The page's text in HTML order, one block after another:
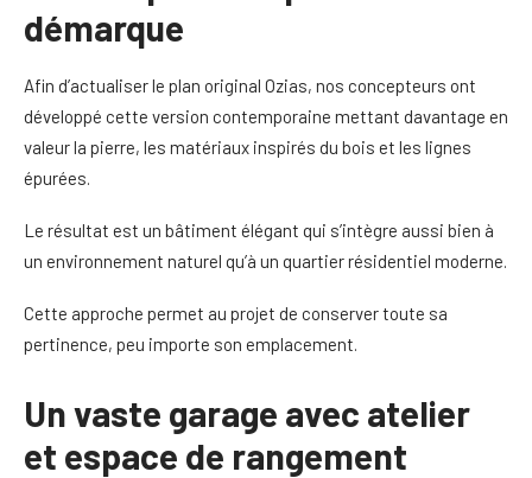
démarque
Afin d’actualiser le plan original Ozias, nos concepteurs ont
développé cette version contemporaine mettant davantage en
valeur la pierre, les matériaux inspirés du bois et les lignes
épurées.
Le résultat est un bâtiment élégant qui s’intègre aussi bien à
un environnement naturel qu’à un quartier résidentiel moderne.
Cette approche permet au projet de conserver toute sa
pertinence, peu importe son emplacement.
Un vaste garage avec atelier
et espace de rangement